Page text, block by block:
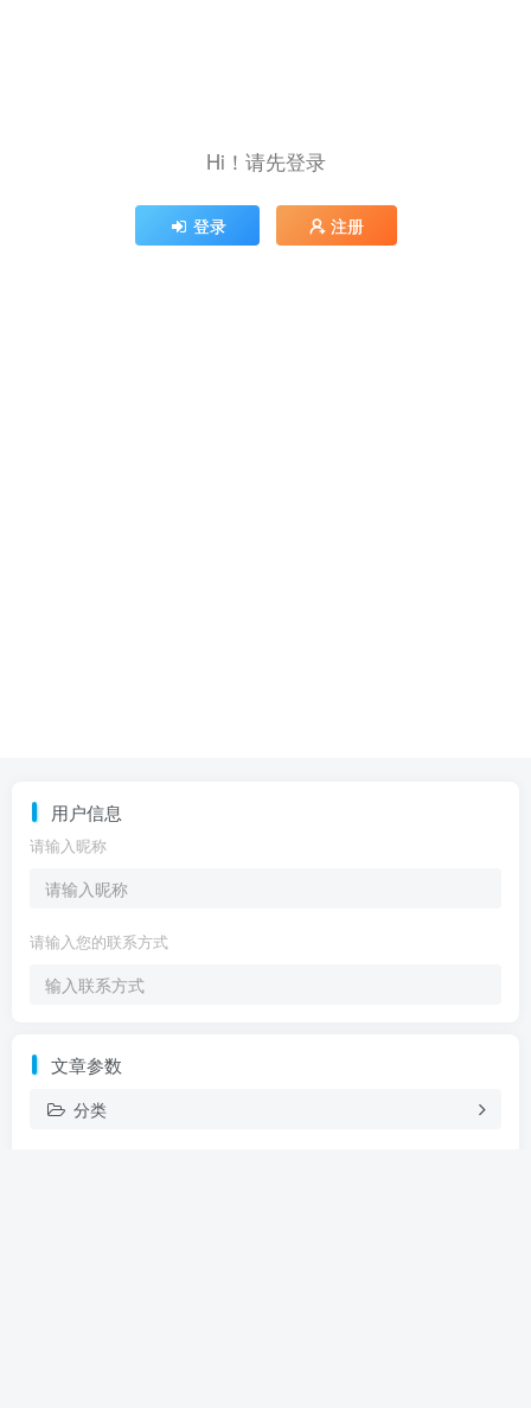
Hi！请先登录
登录 注册
用户信息
请输入昵称
请输入您的联系方式
文章参数
分类